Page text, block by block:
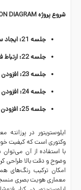
شروع پروژه SECTION DIAGRAM
جلسه 21: ایجاد سکشن و ویرایش پروژه
جلسه 22: ارتباط فتوشاپ و ایلاستریتور و افزودن رنگ های تفکیکی
جلسه 23: افزودن clay render و پرسوناژ ها
جلسه 24: افزودن متن های ایزومتریک
جلسه 25: افزودن جدول راهنما
ایلوستریتور در پرزانته
وکتوری است که کیفیت
با استفاده از آن می‌توان
وضوح و دقت بالا طراحی
امکان ترکیب رنگ‌های
معماری هویت بصری